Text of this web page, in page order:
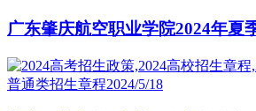
广东肇庆航空职业学院2024年夏
普通类招生章程2024/5/18